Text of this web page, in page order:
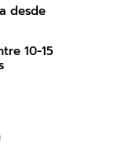
desde
10-15